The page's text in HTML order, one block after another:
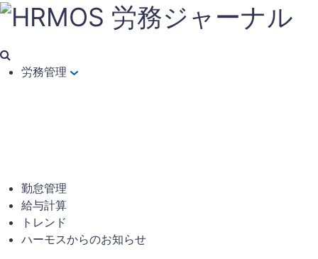
労務管理
勤怠管理
給与計算
トレンド
ハーモスからのお知らせ